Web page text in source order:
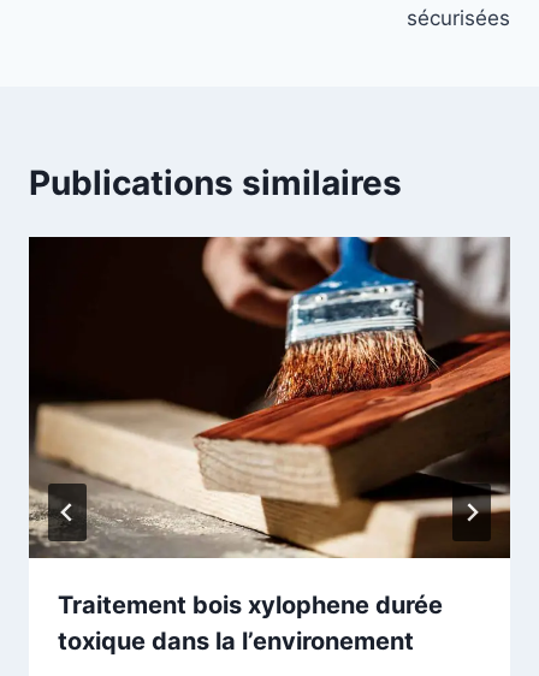
sécurisées
Publications similaires
Traitement bois xylophene durée
toxique dans la l’environement